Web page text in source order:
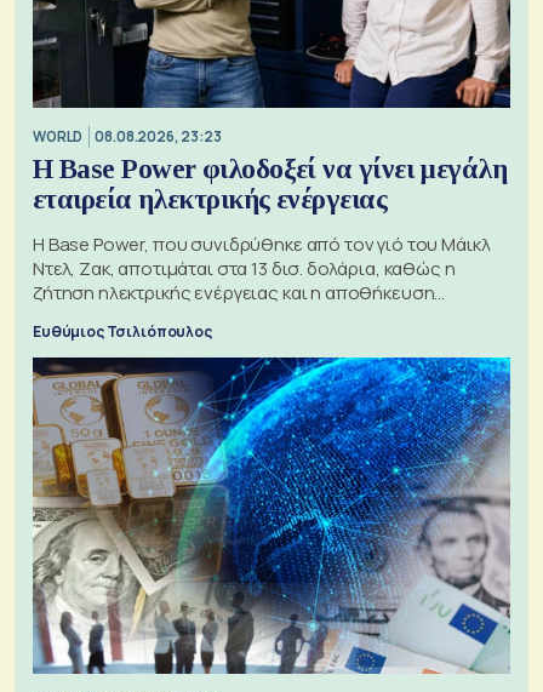
WORLD 08.08.2026, 23:23
Η Base Power φιλοδοξεί να γίνει μεγάλη
εταιρεία ηλεκτρικής ενέργειας
Η Base Power, που συνιδρύθηκε από τον γιό του Μάικλ
Ντελ, Ζακ, αποτιμάται στα 13 δισ. δολάρια, καθώς η
ζήτηση ηλεκτρικής ενέργειας και η αποθήκευση
Ευθύμιος Τσιλιόπουλος